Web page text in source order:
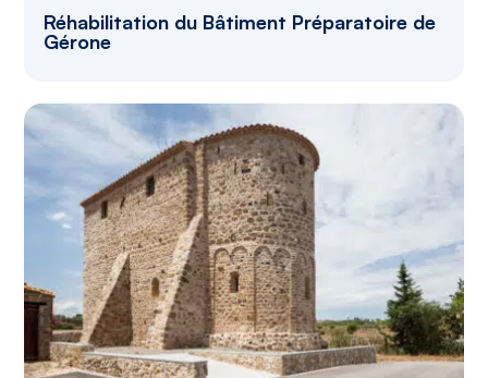
Réhabilitation du Bâtiment Préparatoire de
Gérone